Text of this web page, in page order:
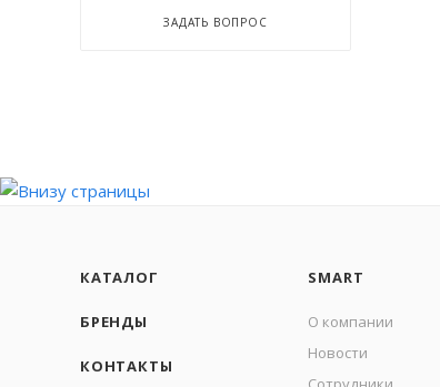
ЗАДАТЬ ВОПРОС
КАТАЛОГ
БРЕНДЫ
КОНТАКТЫ
SMART
О компании
Новости